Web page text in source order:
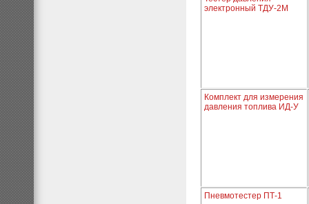
электронный ТДУ-2М
Комплект для измерения
давления топлива ИД-У
Пневмотестер ПТ-1